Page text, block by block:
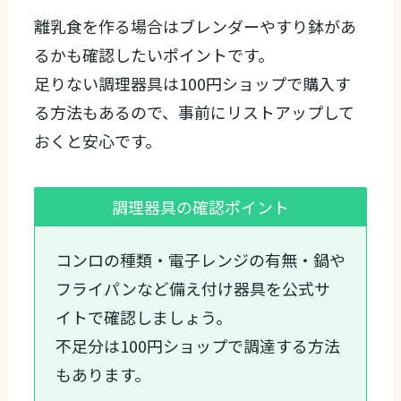
離乳食を作る場合はブレンダーやすり鉢があ
るかも確認したいポイントです。
足りない調理器具は100円ショップで購入す
る方法もあるので、事前にリストアップして
おくと安心です。
調理器具の確認ポイント
コンロの種類・電子レンジの有無・鍋や
フライパンなど備え付け器具を公式サ
イトで確認しましょう。
不足分は100円ショップで調達する方法
もあります。